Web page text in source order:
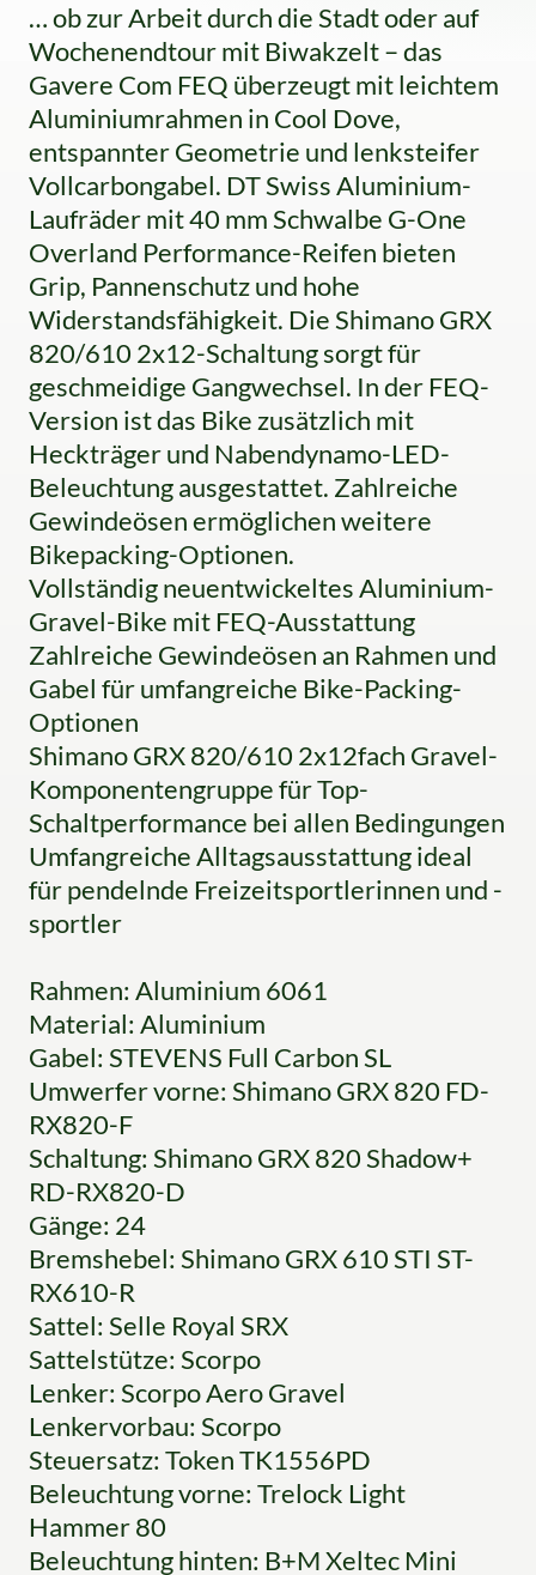
… ob zur Arbeit durch die Stadt oder auf
Wochenendtour mit Biwakzelt – das
Gavere Com FEQ überzeugt mit leichtem
Aluminiumrahmen in Cool Dove,
entspannter Geometrie und lenksteifer
Vollcarbongabel. DT Swiss Aluminium-
Laufräder mit 40 mm Schwalbe G-One
Overland Performance-Reifen bieten
Grip, Pannenschutz und hohe
Widerstandsfähigkeit. Die Shimano GRX
820/610 2x12-Schaltung sorgt für
geschmeidige Gangwechsel. In der FEQ-
Version ist das Bike zusätzlich mit
Heckträger und Nabendynamo-LED-
Beleuchtung ausgestattet. Zahlreiche
Gewindeösen ermöglichen weitere
Bikepacking-Optionen.
Vollständig neuentwickeltes Aluminium-
Gravel-Bike mit FEQ-Ausstattung
Zahlreiche Gewindeösen an Rahmen und
Gabel für umfangreiche Bike-Packing-
Optionen
Shimano GRX 820/610 2x12fach Gravel-
Komponentengruppe für Top-
Schaltperformance bei allen Bedingungen
Umfangreiche Alltagsausstattung ideal
für pendelnde Freizeitsportlerinnen und -
sportler
Rahmen: Aluminium 6061
Material: Aluminium
Gabel: STEVENS Full Carbon SL
Umwerfer vorne: Shimano GRX 820 FD-
RX820-F
Schaltung: Shimano GRX 820 Shadow+
RD-RX820-D
Gänge: 24
Bremshebel: Shimano GRX 610 STI ST-
RX610-R
Sattel: Selle Royal SRX
Sattelstütze: Scorpo
Lenker: Scorpo Aero Gravel
Lenkervorbau: Scorpo
Steuersatz: Token TK1556PD
Beleuchtung vorne: Trelock Light
Hammer 80
Beleuchtung hinten: B+M Xeltec Mini